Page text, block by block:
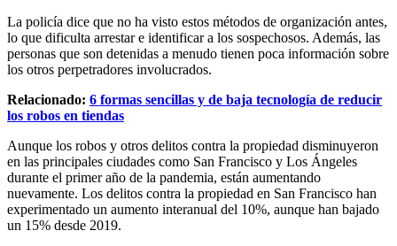
La policía dice que no ha visto estos métodos de organización antes,
lo que dificulta arrestar e identificar a los sospechosos. Además, las
personas que son detenidas a menudo tienen poca información sobre
los otros perpetradores involucrados.
Relacionado: 6 formas sencillas y de baja tecnología de reducir
los robos en tiendas
Aunque los robos y otros delitos contra la propiedad disminuyeron
en las principales ciudades como San Francisco y Los Ángeles
durante el primer año de la pandemia, están aumentando
nuevamente. Los delitos contra la propiedad en San Francisco han
experimentado un aumento interanual del 10%, aunque han bajado
un 15% desde 2019.